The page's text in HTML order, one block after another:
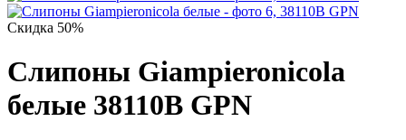
Скидка 50%
Слипоны Giampieronicola
белые 38110B GPN